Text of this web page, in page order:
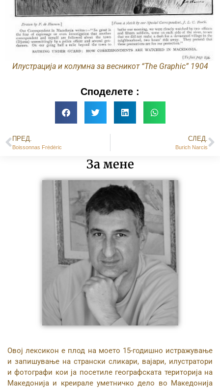
Илустрација и колумна за весникот “The Graphic” 1904
Споделете :
ПРЕД.
Boissonnas Frėdėric
СЛЕД.
Burich Narcis
За мене
Овој лексикон е плод на моето 15-годишно истражување
и запишување на странски сликари, вајари, илустратори
и фотографи кои ја посетиле географската територија на
Македонија и креирале уметничко дело во Македонија